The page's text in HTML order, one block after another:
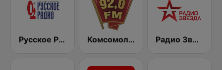
Русское Радио Комсомольская правда - Санкт-Петербург (Komsomolskaya Pravda - St. Petersburg) Радио Звезда 95.6 FM (Radio Zvezda)